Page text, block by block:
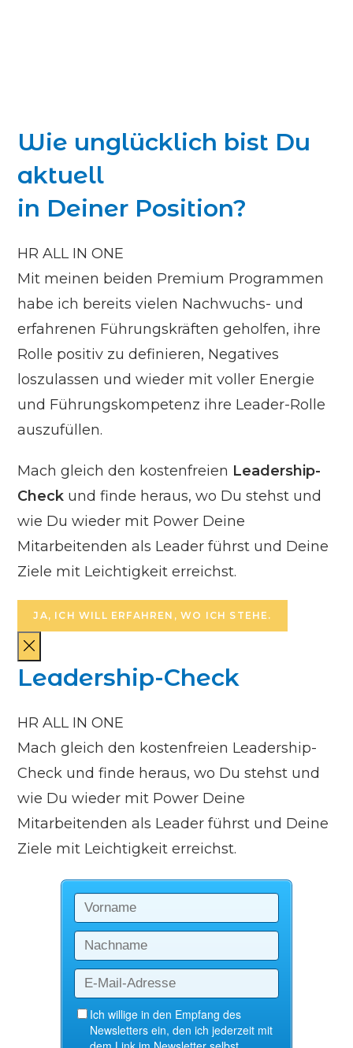
Wie unglücklich bist Du
aktuell
in Deiner Position?
HR ALL IN ONE
Mit meinen beiden Premium Programmen
habe ich bereits vielen Nachwuchs- und
erfahrenen Führungskräften geholfen, ihre
Rolle positiv zu definieren, Negatives
loszulassen und wieder mit voller Energie
und Führungskompetenz ihre Leader-Rolle
auszufüllen.
Mach gleich den kostenfreien Leadership-
Check und finde heraus, wo Du stehst und
wie Du wieder mit Power Deine
Mitarbeitenden als Leader führst und Deine
Ziele mit Leichtigkeit erreichst.
JA, ICH WILL ERFAHREN, WO ICH STEHE.
Leadership-Check
HR ALL IN ONE
Mach gleich den kostenfreien Leadership-
Check und finde heraus, wo Du stehst und
wie Du wieder mit Power Deine
Mitarbeitenden als Leader führst und Deine
Ziele mit Leichtigkeit erreichst.